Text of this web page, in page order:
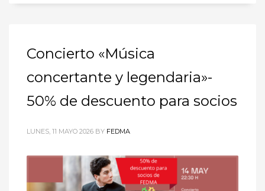
Concierto «Música
concertante y legendaria»-
50% de descuento para socios
LUNES, 11 MAYO 2026 BY FEDMA